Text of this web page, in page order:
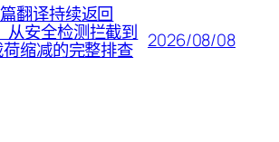
翻译持续返回
从安全检测拦截到
缩减的完整排查 2026/08/08